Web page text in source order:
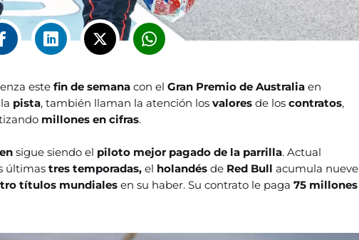
estefin de semanacon elGran Premio de Australiaen
pista, también llaman la atención losvaloresde loscontratos,
millones en cifras.
sigue siendo el piloto mejor pagado de la parrilla. Actual
últimastres temporadas,el holandésde Red Bullacumula nueve
títulos mundialesen su haber. Su contrato le paga75 millones